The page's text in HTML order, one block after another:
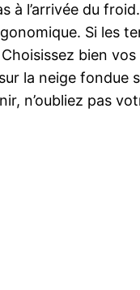
l’arrivée du
Si les
bien
la neige
n’oubliez pas